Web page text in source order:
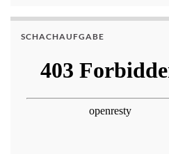
SCHACHAUFGABE